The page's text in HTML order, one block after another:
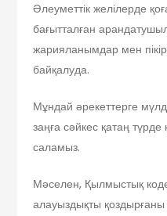
Әлеуметтік желілерде
бағытталған
жарияланымдар мен
байқалуда.
Мұндай әрекеттерге
заңға сәйкес қатаң
саламыз.
Мәселен, Қылмыстық
алауыздықты қоздырғаны